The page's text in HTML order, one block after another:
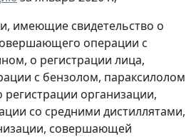
имеющие свидетельство о
операции с
о регистрации лица,
с бензолом, параксилолом
организации,
со средними дистиллятами,
совершающей